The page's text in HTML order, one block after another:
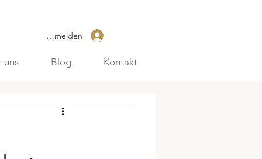
uns Blog Kontakt
Anmelden